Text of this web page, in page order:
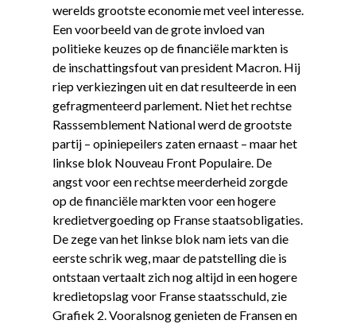
werelds grootste economie met veel interesse.
Een voorbeeld van de grote invloed van
politieke keuzes op de financiële markten is
de inschattingsfout van president Macron. Hij
riep verkiezingen uit en dat resulteerde in een
gefragmenteerd parlement. Niet het rechtse
Rasssemblement National werd de grootste
partij – opiniepeilers zaten ernaast – maar het
linkse blok Nouveau Front Populaire. De
angst voor een rechtse meerderheid zorgde
op de financiële markten voor een hogere
kredietvergoeding op Franse staatsobligaties.
De zege van het linkse blok nam iets van die
eerste schrik weg, maar de patstelling die is
ontstaan vertaalt zich nog altijd in een hogere
kredietopslag voor Franse staatsschuld, zie
Grafiek 2. Vooralsnog genieten de Fransen en